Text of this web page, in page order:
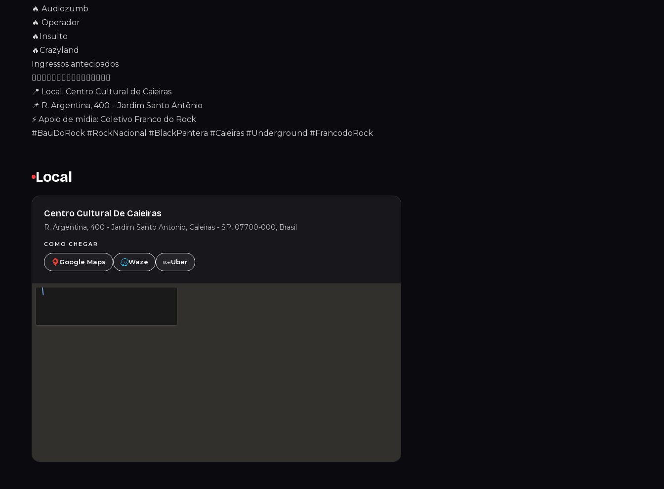
🔥 Audiozumb
🔥 Operador
🔥Insulto
🔥Crazyland
Ingressos antecipados
👇🏽👇🏽👇🏽👇🏽👇🏽👇🏽👇🏽👇🏽
📍 Local: Centro Cultural de Caieiras
📌 R. Argentina, 400 – Jardim Santo Antônio
⚡ Apoio de mídia: Coletivo Franco do Rock
#BauDoRock #RockNacional #BlackPantera #Caieiras #Underground #FrancodoRock
Local
Centro Cultural De Caieiras
R. Argentina, 400 - Jardim Santo Antonio, Caieiras - SP, 07700-000, Brasil
COMO CHEGAR
Google Maps Waze Uber